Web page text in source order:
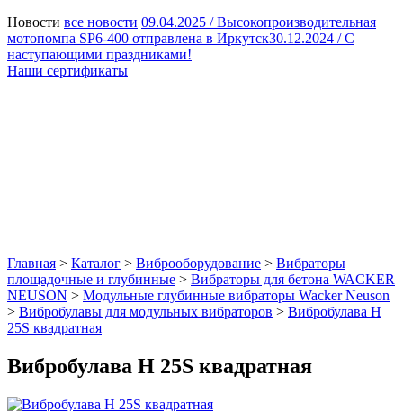
Новости все новости 09.04.2025 /Высокопроизводительная
мотопомпа SP6-400 отправлена в Иркутск30.12.2024 /С
наступающими праздниками!
Наши сертификаты
Главная > Каталог > Виброоборудование > Вибраторы
площадочные и глубинные > Вибраторы для бетона WACKER
NEUSON > Модульные глубинные вибраторы Wacker Neuson
> Вибробулавы для модульных вибраторов > Вибробулава H
25S квадратная
Вибробулава H 25S квадратная